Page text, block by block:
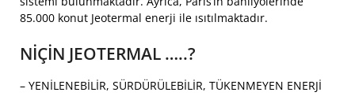
85.000 konut Jeotermal enerji ile ısıtılmaktadır.
NİÇİN JEOTERMAL …..?
– YENİLENEBİLİR, SÜRDÜRÜLEBİLİR, TÜKENMEYEN ENERJİ